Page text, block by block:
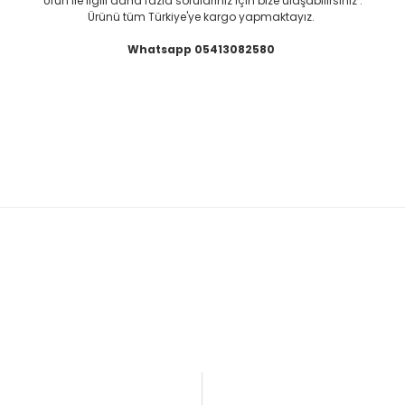
Ürünü tüm Türkiye'ye kargo yapmaktayız.
Whatsapp 05413082580